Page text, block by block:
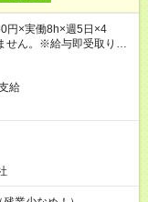
×実働8h×週5日×4
せん。※給与即受取りサ
給